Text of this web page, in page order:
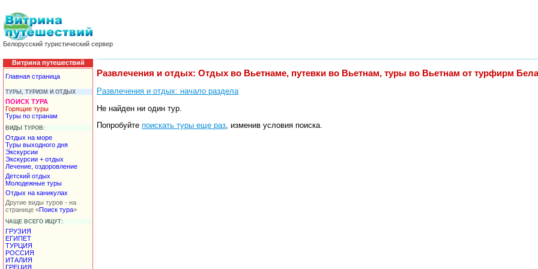
Белорусский туристический сервер
Витрина путешествий
Главная страница
ТУРЫ, ТУРИЗМ И ОТДЫХ
ПОИСК ТУРА
Горящие туры
Туры по странам
ВИДЫ ТУРОВ:
Отдых на море
Туры выходного дня
Экскурсии
Экскурсии + отдых
Лечение, оздоровление
Детский отдых
Молодежные туры
Отдых на каникулах
Другие виды туров - на
странице «Поиск тура»
ЧАЩЕ ВСЕГО ИЩУТ:
ГРУЗИЯ
ЕГИПЕТ
ТУРЦИЯ
РОССИЯ
ИТАЛИЯ
ГРЕЦИЯ
Развлечения и отдых: Отдых во Вьетнаме, путевки во Вьетнам, туры во Вьетнам от турфирм
Развлечения и отдых: начало раздела
Не найден ни один тур.
Попробуйте поискать туры еще раз , изменив условия поиска.